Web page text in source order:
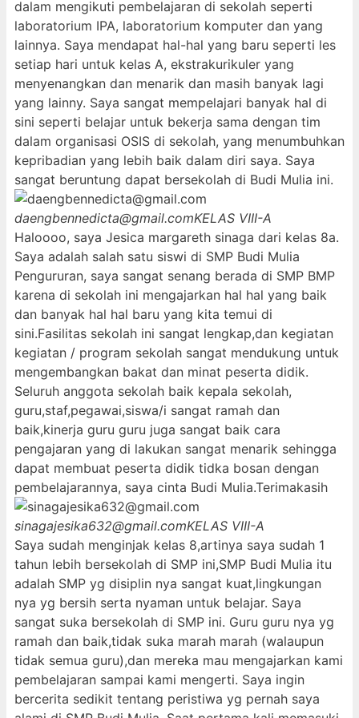
dalam mengikuti pembelajaran di sekolah seperti
laboratorium IPA, laboratorium komputer dan yang
lainnya. Saya mendapat hal-hal yang baru seperti les
setiap hari untuk kelas A, ekstrakurikuler yang
menyenangkan dan menarik dan masih banyak lagi
yang lainny. Saya sangat mempelajari banyak hal di
sini seperti belajar untuk bekerja sama dengan tim
dalam organisasi OSIS di sekolah, yang menumbuhkan
kepribadian yang lebih baik dalam diri saya. Saya
sangat beruntung dapat bersekolah di Budi Mulia ini.
daengbennedicta@gmail.comKELAS VIII-A
Haloooo, saya Jesica margareth sinaga dari kelas 8a.
Saya adalah salah satu siswi di SMP Budi Mulia
Pengururan, saya sangat senang berada di SMP BMP
karena di sekolah ini mengajarkan hal hal yang baik
dan banyak hal hal baru yang kita temui di
sini.Fasilitas sekolah ini sangat lengkap,dan kegiatan
kegiatan / program sekolah sangat mendukung untuk
mengembangkan bakat dan minat peserta didik.
Seluruh anggota sekolah baik kepala sekolah,
guru,staf,pegawai,siswa/i sangat ramah dan
baik,kinerja guru guru juga sangat baik cara
pengajaran yang di lakukan sangat menarik sehingga
dapat membuat peserta didik tidka bosan dengan
pembelajarannya, saya cinta Budi Mulia.Terimakasih
sinagajesika632@gmail.comKELAS VIII-A
Saya sudah menginjak kelas 8,artinya saya sudah 1
tahun lebih bersekolah di SMP ini,SMP Budi Mulia itu
adalah SMP yg disiplin nya sangat kuat,lingkungan
nya yg bersih serta nyaman untuk belajar. Saya
sangat suka bersekolah di SMP ini. Guru guru nya yg
ramah dan baik,tidak suka marah marah (walaupun
tidak semua guru),dan mereka mau mengajarkan kami
pembelajaran sampai kami mengerti. Saya ingin
bercerita sedikit tentang peristiwa yg pernah saya